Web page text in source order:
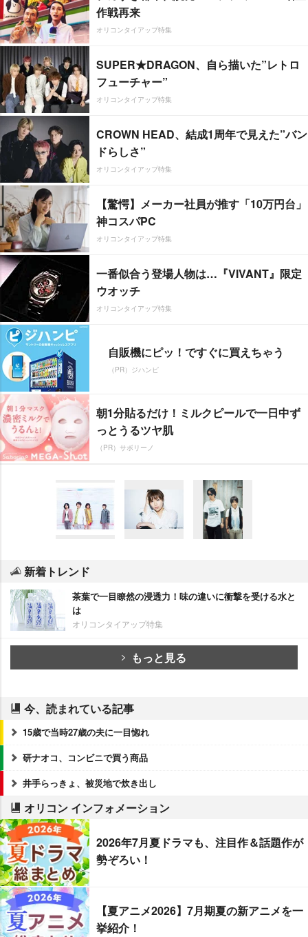
作戦再来
オリコンタイアップ特集
SUPER★DRAGON、自ら描いた”レトロ
フューチャー”
オリコンタイアップ特集
CROWN HEAD、結成1周年で見えた”バン
ドらしさ”
オリコンタイアップ特集
【驚愕】メーカー社員が推す「10万円台」
神コスパPC
オリコンタイアップ特集
一番似合う登場人物は…『VIVANT』限定
ウオッチ
オリコンタイアップ特集
自販機にピッ！ですぐに買えちゃう
（PR）ジハンピ
朝1分貼るだけ！ミルクピールで一日中ず
っとうるツヤ肌
（PR）サボリーノ
新着トレンド
茶葉で一目瞭然の浸透力！味の違いに衝撃を受ける水と
は
オリコンタイアップ特集
もっと見る
今、読まれている記事
15歳で当時27歳の夫に一目惚れ
研ナオコ、コンビニで買う商品
井手らっきょ、被災地で炊き出し
オリコン インフォメーション
2026年7月夏ドラマも、注目作＆話題作が
勢ぞろい！
【夏アニメ2026】7月期夏の新アニメを一
挙紹介！